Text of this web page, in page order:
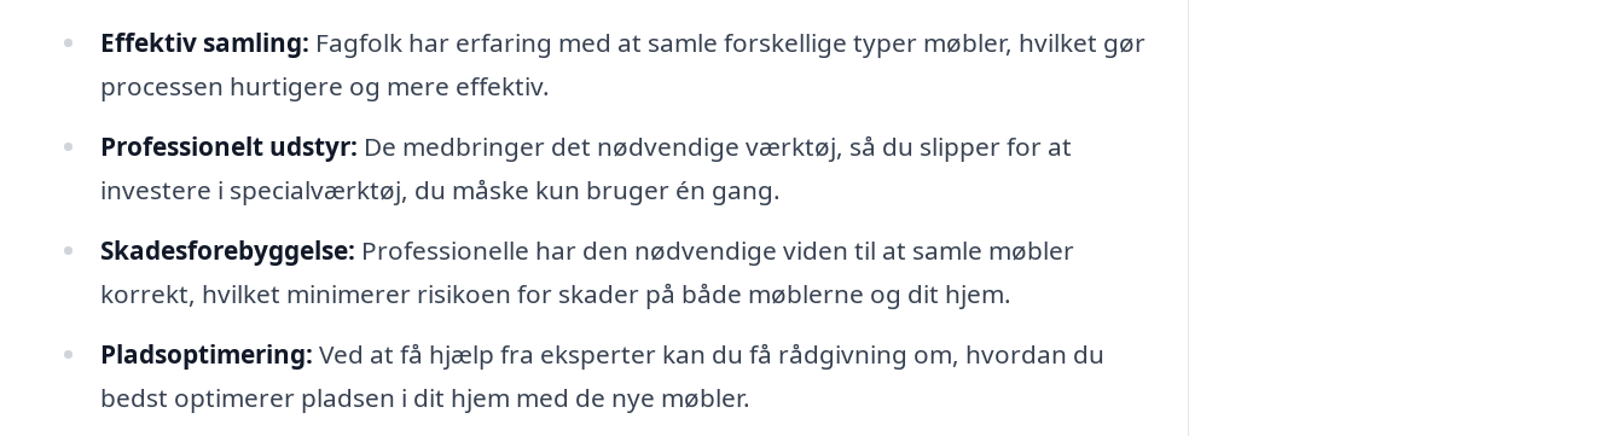
Effektiv samling: Fagfolk har erfaring med at samle forskellige typer møbler, hvilket gør
processen hurtigere og mere effektiv.
Professionelt udstyr: De medbringer det nødvendige værktøj, så du slipper for at
investere i specialværktøj, du måske kun bruger én gang.
Skadesforebyggelse: Professionelle har den nødvendige viden til at samle møbler
korrekt, hvilket minimerer risikoen for skader på både møblerne og dit hjem.
Pladsoptimering: Ved at få hjælp fra eksperter kan du få rådgivning om, hvordan du
bedst optimerer pladsen i dit hjem med de nye møbler.